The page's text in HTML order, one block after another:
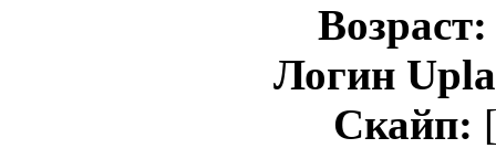
Возраст:
Логин
Скайп: